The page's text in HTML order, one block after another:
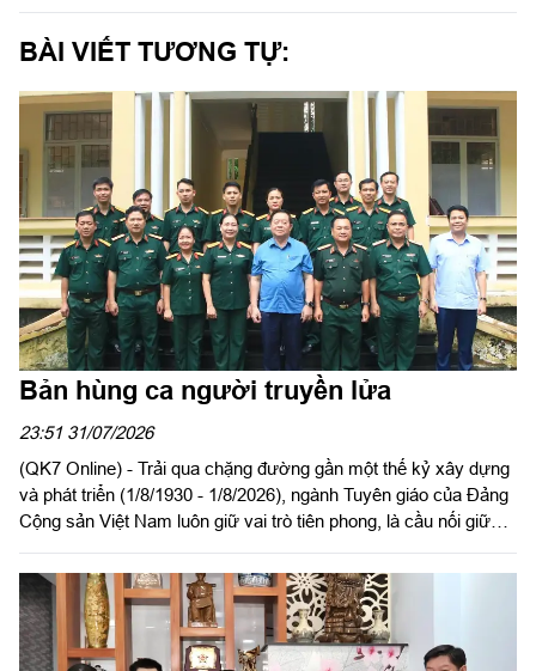
BÀI VIẾT TƯƠNG TỰ:
Bản hùng ca người truyền lửa
23:51 31/07/2026
(QK7 Online) - Trải qua chặng đường gần một thế kỷ xây dựng
và phát triển (1/8/1930 - 1/8/2026), ngành Tuyên giáo của Đảng
Cộng sản Việt Nam luôn giữ vai trò tiên phong, là cầu nối giữa ý
khơi dậy mạnh mẽ tinh thần yêu nước của toàn dân tộc, góp
phần vào những thắng lợi vẻ vang của sự nghiệp cách mạng.
Đúc kết nên truyền thống vẻ vang: “Trung thành - Tận tụy - Kỷ
cương - Sáng tạo - Đoàn kết - Hiệu quả”.